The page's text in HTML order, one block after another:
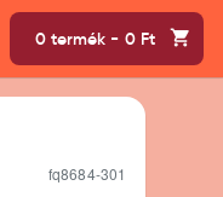
0 termék - 0 Ft
fq8684-301